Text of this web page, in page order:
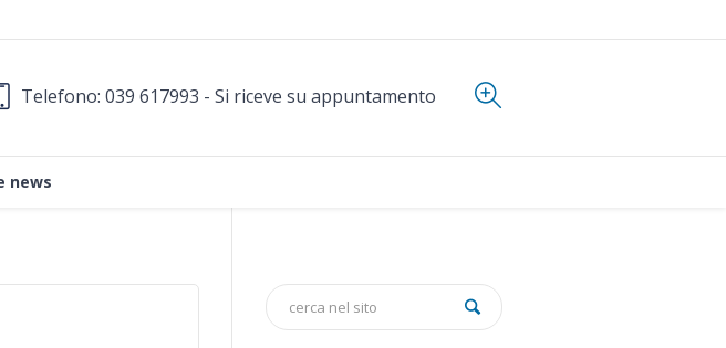
Telefono: 039 617993 - Si riceve su appuntamento
news